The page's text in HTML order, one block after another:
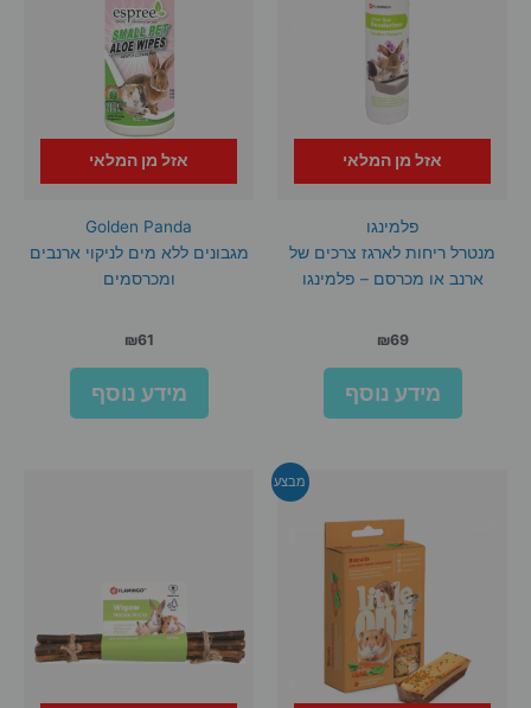
אזל מן המלאי
פלמינגו
מנטרל ריחות לארגז צרכים של
ארנב או מכרסם – פלמינגו
₪69
מידע נוסף
אזל מן המלאי
Golden Panda
מגבונים ללא מים לניקוי ארנבים
ומכרסמים
₪61
מידע נוסף
מבצע